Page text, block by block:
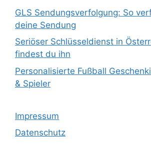
GLS Sendungsverfolgung: So
deine Sendung
Seriöser Schlüsseldienst in
findest du ihn
Personalisierte Fußball
& Spieler
Impressum
Datenschutz